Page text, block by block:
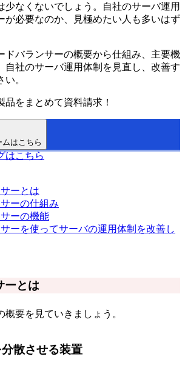
少なくないでしょう。自社のサーバ運用
が必要なのか、見極めたい人も多いはず
ドバランサーの概要から仕組み、主要機
自社のサーバ運用体制を見直し、改善す
。
をまとめて資料請求！
はこちら
はこちら
ーとは
ーの仕組み
ーの機能
ーを使ってサーバの運用体制を改善し
ーとは
概要を見ていきましょう。
散させる装置